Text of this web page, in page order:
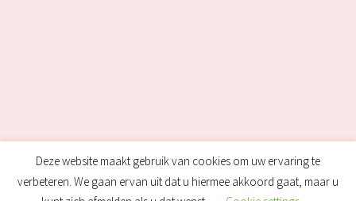
Deze website maakt gebruik van cookies om uw ervaring te
verbeteren. We gaan ervan uit dat u hiermee akkoord gaat, maar u